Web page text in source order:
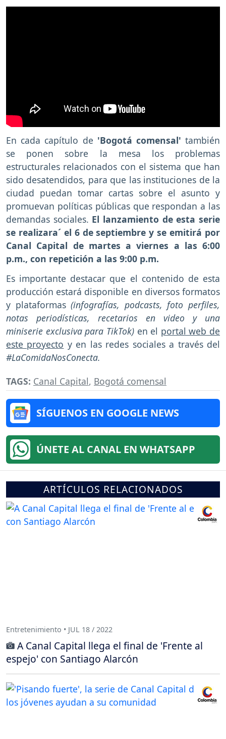
En cada capítulo de 'Bogotá comensal' también
se ponen sobre la mesa los problemas
estructurales relacionados con el sistema que han
sido desatendidos, para que las instituciones de la
ciudad puedan tomar cartas sobre el asunto y
promuevan políticas públicas que respondan a las
demandas sociales. El lanzamiento de esta serie
se realizara´ el 6 de septiembre y se emitirá por
Canal Capital de martes a viernes a las 6:00
p.m., con repetición a las 9:00 p.m.
Es importante destacar que el contenido de esta
producción estará disponible en diversos formatos
y plataformas(infografías, podcasts, foto perfiles,
notas periodísticas, recetarios en video y una
miniserie exclusiva para TikTok) en el portal web de
este proyecto y en las redes sociales a través del
#LaComidaNosConecta.
TAGS: Canal Capital, Bogotá comensal
SÍGUENOS EN GOOGLE NEWS
ÚNETE AL CANAL EN WHATSAPP
ARTÍCULOS RELACIONADOS
Entretenimiento • JUL 18 / 2022
A Canal Capital llega el final de 'Frente al
espejo' con Santiago Alarcón